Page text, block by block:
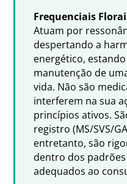
Frequenciais
Atuam por
despertando a
energético,
manutenção de
vida. Não são
interferem na sua
princípios ativos.
registro (MS/SVS/
entretanto, são
dentro dos
adequados ao